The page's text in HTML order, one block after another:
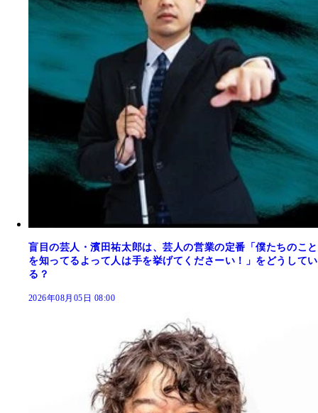
盲目の芸人・濱田祐太郎は、芸人の営業の定番「僕たちのこと
を知ってるよって人は手を挙げてくださーい！」をどうしてい
る？
2026年08月05日 08:00